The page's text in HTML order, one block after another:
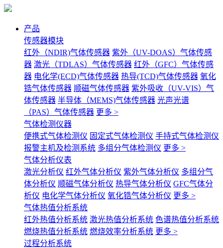
产品
传感器模块
红外（NDIR)气体传感器 紫外（UV-DOAS）气体传感
器 激光（TDLAS）气体传感器 红外（GFC）气体传感
器 电化学(ECD)气体传感器 热导(TCD)气体传感器 氧化
锆气体传感器 顺磁气体传感器 紫外吸收（UV-VIS）气
体传感器 半导体（MEMS)气体传感器 光声光谱
（PAS）气体传感器 更多 >
气体检测仪器
便携式气体检测仪 固定式气体检测仪 手持式气体检测仪
报警主机及检测系统 多组分气体检测仪 更多 >
气体分析仪表
激光分析仪 红外气体分析仪 紫外气体分析仪 多组分气
体分析仪 顺磁气体分析仪 热导气体分析仪 GFC气体分
析仪 电化学气体分析仪 氧化锆气体分析仪 更多 >
气体热值分析系统
红外热值分析系统 激光热值分析系统 色谱热值分析系统
燃烧热值分析系统 燃烧效率分析系统 更多 >
过程分析系统